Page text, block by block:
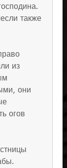
также
из
они
огов